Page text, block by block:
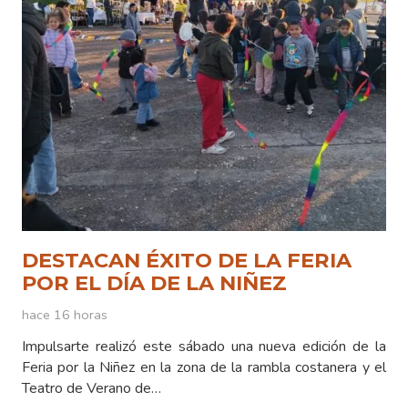
DESTACAN ÉXITO DE LA FERIA
POR EL DÍA DE LA NIÑEZ
hace 16 horas
Impulsarte realizó este sábado una nueva edición de la
Feria por la Niñez en la zona de la rambla costanera y el
Teatro de Verano de…